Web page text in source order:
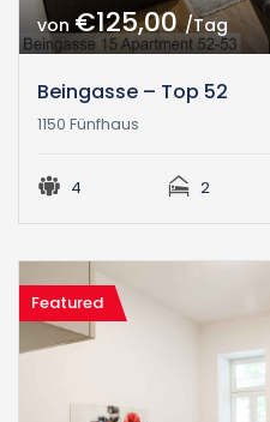
von €125,00/Tag
Beingasse – Top 52
1150 Fünfhaus
4 2
Featured